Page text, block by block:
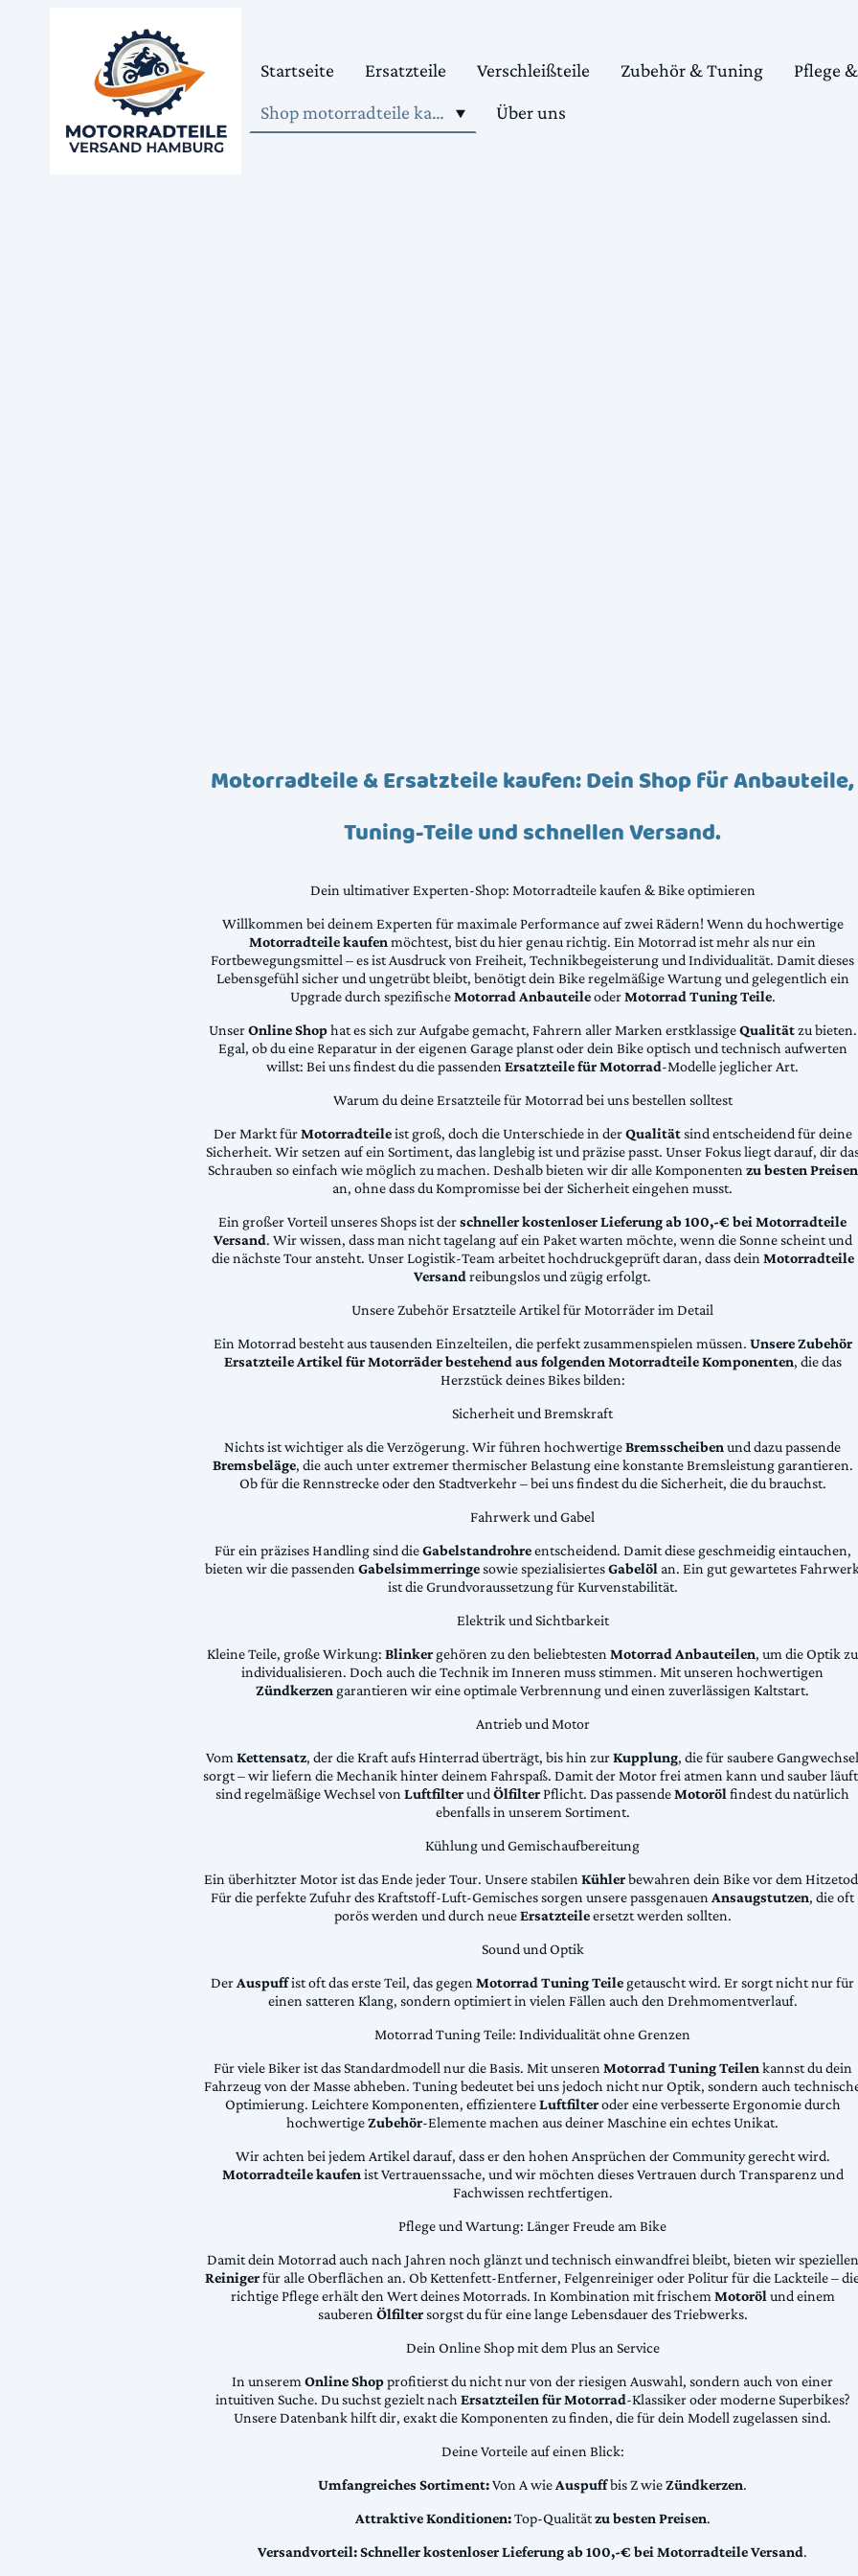
Startseite Ersatzteile Verschleißteile Zubehör & Tuning
Pflege
Shop motorradteile kaufen
Über uns
Motorradteile & Ersatzteile kaufen: Dein Shop für Anbauteile,
Tuning-Teile und schnellen Versand.
Dein ultimativer Experten-Shop: Motorradteile kaufen & Bike optimieren
Willkommen bei deinem Experten für maximale Performance auf zwei Rädern! Wenn du hochwertige
Motorradteile kaufenmöchtest, bist du hier genau richtig. Ein Motorrad ist mehr als nur ein
Fortbewegungsmittel – es ist Ausdruck von Freiheit, Technikbegeisterung und Individualität. Damit dieses
Lebensgefühl sicher und ungetrübt bleibt, benötigt dein Bike regelmäßige Wartung und gelegentlich ein
Upgrade durch spezifischeMotorrad AnbauteileoderMotorrad Tuning Teile.
UnserOnline Shophat es sich zur Aufgabe gemacht, Fahrern aller Marken erstklassigeQualitätzu bieten.
Egal, ob du eine Reparatur in der eigenen Garage planst oder dein Bike optisch und technisch aufwerten
willst: Bei uns findest du die passendenErsatzteile für Motorrad-Modelle jeglicher Art.
Warum du deine Ersatzteile für Motorrad bei uns bestellen solltest
Der Markt fürMotorradteileist groß, doch die Unterschiede in derQualitätsind entscheidend für deine
Sicherheit. Wir setzen auf ein Sortiment, das langlebig ist und präzise passt. Unser Fokus liegt darauf, dir
Schrauben so einfach wie möglich zu machen. Deshalb bieten wir dir alle Komponentenzu besten Preisen
an, ohne dass du Kompromisse bei der Sicherheit eingehen musst.
Ein großer Vorteil unseres Shops ist derschneller kostenloser Lieferung ab 100,-€ bei Motorradteile
Versand. Wir wissen, dass man nicht tagelang auf ein Paket warten möchte, wenn die Sonne scheint und
die nächste Tour ansteht. Unser Logistik-Team arbeitet hochdruckgeprüft daran, dass deinMotorradteile
Versandreibungslos und zügig erfolgt.
Unsere Zubehör Ersatzteile Artikel für Motorräder im Detail
Ein Motorrad besteht aus tausenden Einzelteilen, die perfekt zusammenspielen müssen. Unsere Zubehör
Ersatzteile Artikel für Motorräder bestehend aus folgenden Motorradteile Komponenten, die das
Herzstück deines Bikes bilden:
Sicherheit und Bremskraft
Nichts ist wichtiger als die Verzögerung. Wir führen hochwertigeBremsscheibenund dazu passende
Bremsbeläge, die auch unter extremer thermischer Belastung eine konstante Bremsleistung garantieren.
Ob für die Rennstrecke oder den Stadtverkehr – bei uns findest du die Sicherheit, die du brauchst.
Fahrwerk und Gabel
Für ein präzises Handling sind dieGabelstandrohreentscheidend. Damit diese geschmeidig eintauchen,
bieten wir die passendenGabelsimmerringesowie spezialisiertesGabelöl an. Ein gut gewartetes
ist die Grundvoraussetzung für Kurvenstabilität.
Elektrik und Sichtbarkeit
Kleine Teile, große Wirkung: Blinker gehören zu den beliebtestenMotorrad Anbauteilen, um die Optik zu
individualisieren. Doch auch die Technik im Inneren muss stimmen. Mit unseren hochwertigen
Zündkerzen garantieren wir eine optimale Verbrennung und einen zuverlässigen Kaltstart.
Antrieb und Motor
VomKettensatz, der die Kraft aufs Hinterrad überträgt, bis hin zurKupplung, die für saubere Gangwechsel
sorgt – wir liefern die Mechanik hinter deinem Fahrspaß. Damit der Motor frei atmen kann und sauber
sind regelmäßige Wechsel vonLuftfilterundÖlfilterPflicht. Das passendeMotorölfindest du natürlich
ebenfalls in unserem Sortiment.
Kühlung und Gemischaufbereitung
Ein überhitzter Motor ist das Ende jeder Tour. Unsere stabilenKühlerbewahren dein Bike vor dem
Für die perfekte Zufuhr des Kraftstoff-Luft-Gemisches sorgen unsere passgenauenAnsaugstutzen, die oft
porös werden und durch neueErsatzteileersetzt werden sollten.
Sound und Optik
DerAuspuffist oft das erste Teil, das gegenMotorrad Tuning Teile getauscht wird. Er sorgt nicht nur für
einen satteren Klang, sondern optimiert in vielen Fällen auch den Drehmomentverlauf.
Motorrad Tuning Teile: Individualität ohne Grenzen
Für viele Biker ist das Standardmodell nur die Basis. Mit unserenMotorrad Tuning Teilenkannst du dein
Fahrzeug von der Masse abheben. Tuning bedeutet bei uns jedoch nicht nur Optik, sondern auch
Optimierung. Leichtere Komponenten, effizientereLuftfilteroder eine verbesserte Ergonomie durch
hochwertigeZubehör-Elemente machen aus deiner Maschine ein echtes Unikat.
Wir achten bei jedem Artikel darauf, dass er den hohen Ansprüchen der Community gerecht wird.
Motorradteile kaufenist Vertrauenssache, und wir möchten dieses Vertrauen durch Transparenz und
Fachwissen rechtfertigen.
Pflege und Wartung: Länger Freude am Bike
Damit dein Motorrad auch nach Jahren noch glänzt und technisch einwandfrei bleibt, bieten wir speziellen
Reinigerfür alle Oberflächen an. Ob Kettenfett-Entferner, Felgenreiniger oder Politur für die Lackteile –
richtige Pflege erhält den Wert deines Motorrads. In Kombination mit frischemMotorölund einem
sauberenÖlfiltersorgst du für eine lange Lebensdauer des Triebwerks.
Dein Online Shop mit dem Plus an Service
In unseremOnline Shopprofitierst du nicht nur von der riesigen Auswahl, sondern auch von einer
intuitiven Suche. Du suchst gezielt nachErsatzteilen für Motorrad-Klassiker oder moderne Superbikes?
Unsere Datenbank hilft dir, exakt die Komponenten zu finden, die für dein Modell zugelassen sind.
Deine Vorteile auf einen Blick:
Umfangreiches Sortiment:Von A wieAuspuffbis Z wieZündkerzen.
Attraktive Konditionen:Top-Qualitätzu besten Preisen.
Versandvorteil:Schneller kostenloser Lieferung ab 100,-€ bei Motorradteile Versand.